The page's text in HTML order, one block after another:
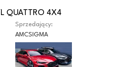
QUATTRO 4X4
Sprzedający:
AMCSIGMA